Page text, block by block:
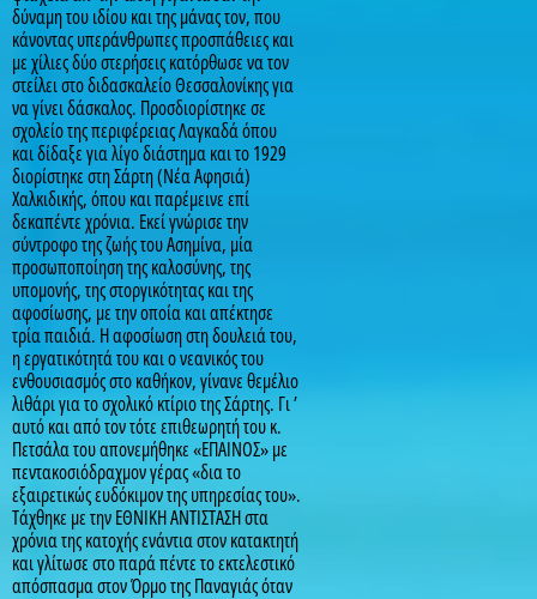
δύναμη του ιδίου και της μάνας τον, που
κάνοντας υπεράνθρωπες προσπάθειες και
με χίλιες δύο στερήσεις κατόρθωσε να τον
στείλει στο διδασκαλείο Θεσσαλονίκης για
να γίνει δάσκαλος. Προσδιορίστηκε σε
σχολείο της περιφέρειας Λαγκαδά όπου
και δίδαξε για λίγο διάστημα και το 1929
διορίστηκε στη Σάρτη (Νέα Αφησιά)
Χαλκιδικής, όπου και παρέμεινε επί
δεκαπέντε χρόνια. Εκεί γνώρισε την
σύντροφο της ζωής του Ασημίνα, μία
προσωποποίηση της καλοσύνης, της
υπομονής, της στοργικότητας και της
αφοσίωσης, με την οποία και απέκτησε
τρία παιδιά. Η αφοσίωση στη δουλειά του,
η εργατικότητά του και ο νεανικός του
ενθουσιασμός στο καθήκον, γίνανε θεμέλιο
λιθάρι για το σχολικό κτίριο της Σάρτης. Γι ’
αυτό και από τον τότε επιθεωρητή του κ.
Πετσάλα του απονεμήθηκε «ΕΠΑΙΝΟΣ» με
πεντακοσιόδραχμον γέρας «δια το
εξαιρετικώς ευδόκιμον της υπηρεσίας του».
Τάχθηκε με την ΕΘΝΙΚΗ ΑΝΤΙΣΤΑΣΗ στα
χρόνια της κατοχής ενάντια στον κατακτητή
και γλίτωσε στο παρά πέντε το εκτελεστικό
απόσπασμα στον Όρμο της Παναγιάς όταν